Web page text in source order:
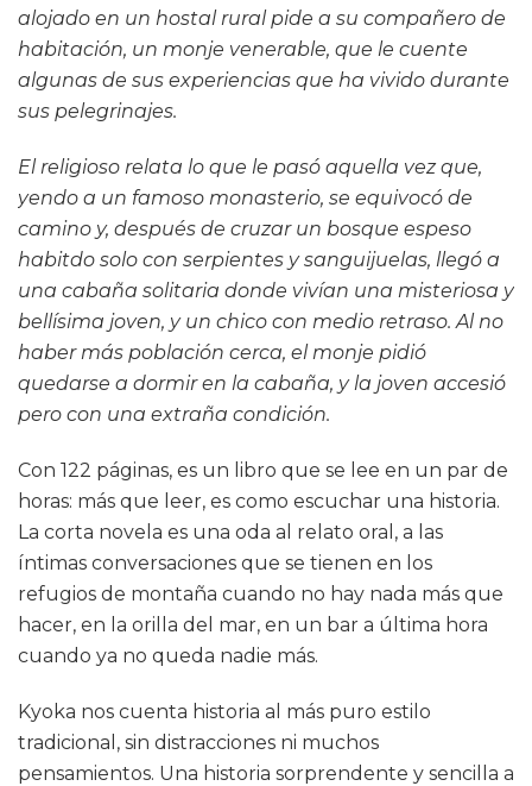
alojado en un hostal rural pide a su compañero de
habitación, un monje venerable, que le cuente
algunas de sus experiencias que ha vivido durante
sus pelegrinajes.
El religioso relata lo que le pasó aquella vez que,
yendo a un famoso monasterio, se equivocó de
camino y, después de cruzar un bosque espeso
habitdo solo con serpientes y sanguijuelas, llegó a
una cabaña solitaria donde vivían una misteriosa y
bellísima joven, y un chico con medio retraso. Al no
haber más población cerca, el monje pidió
quedarse a dormir en la cabaña, y la joven accesió
pero con una extraña condición.
Con 122 páginas, es un libro que se lee en un par de
horas: más que leer, es como escuchar una historia.
La corta novela es una oda al relato oral, a las
íntimas conversaciones que se tienen en los
refugios de montaña cuando no hay nada más que
hacer, en la orilla del mar, en un bar a última hora
cuando ya no queda nadie más.
Kyoka nos cuenta historia al más puro estilo
tradicional, sin distracciones ni muchos
pensamientos. Una historia sorprendente y sencilla a